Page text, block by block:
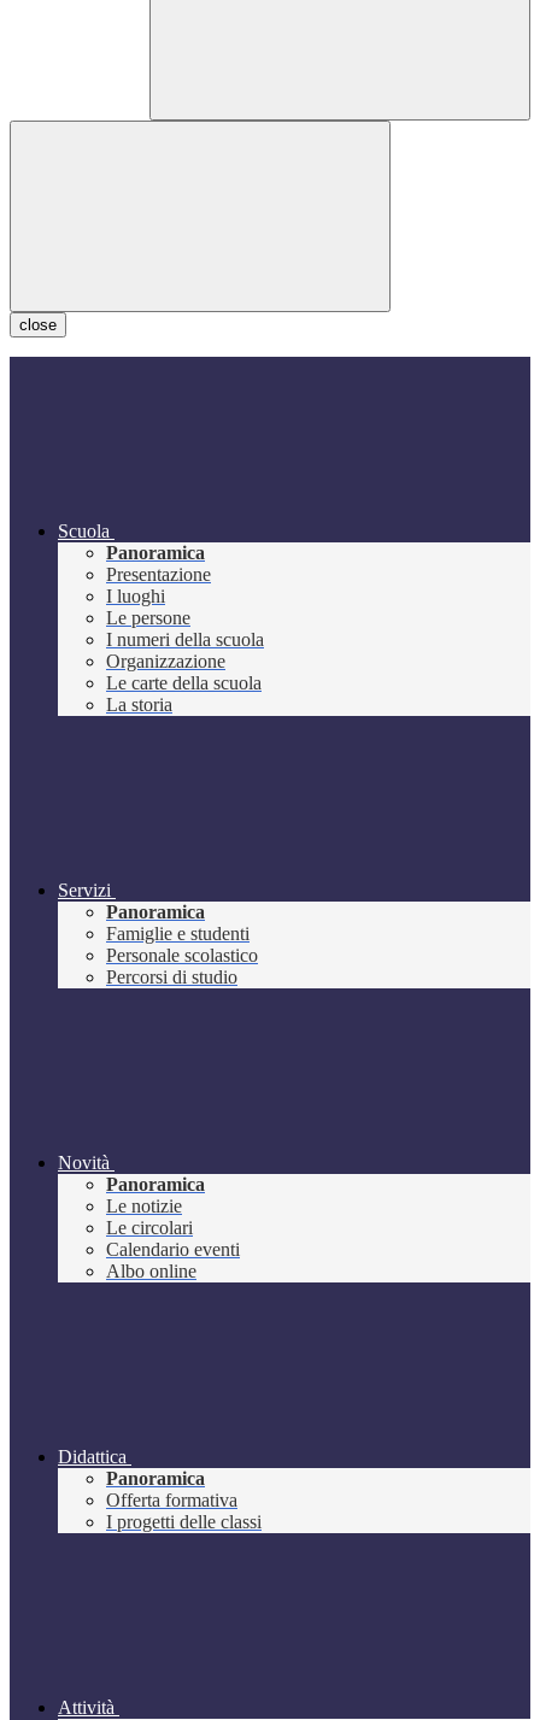
close
Scuola
Panoramica
Presentazione
I luoghi
Le persone
I numeri della scuola
Organizzazione
Le carte della scuola
La storia
Servizi
Panoramica
Famiglie e studenti
Personale scolastico
Percorsi di studio
Novità
Panoramica
Le notizie
Le circolari
Calendario eventi
Albo online
Didattica
Panoramica
Offerta formativa
I progetti delle classi
Attività